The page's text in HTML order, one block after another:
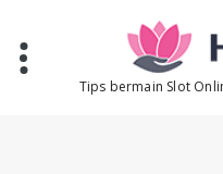
content
Tips bermain Slot